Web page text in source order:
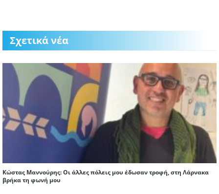
Σχετικά νέα
Κώστας Μαννούρης: Οι άλλες πόλεις μου έδωσαν τροφή, στη Λάρνακα
βρήκα τη φωνή μου